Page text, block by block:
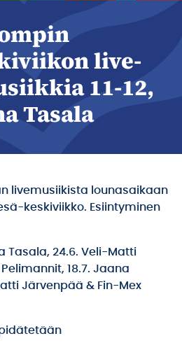
live-
11-12,
Tasala
livemusiikista lounasaikaan
keskiviikko. Esiintyminen
Tasala, 24.6. Veli-Matti
18.7. Jaana
Järvenpää & Fin-Mex